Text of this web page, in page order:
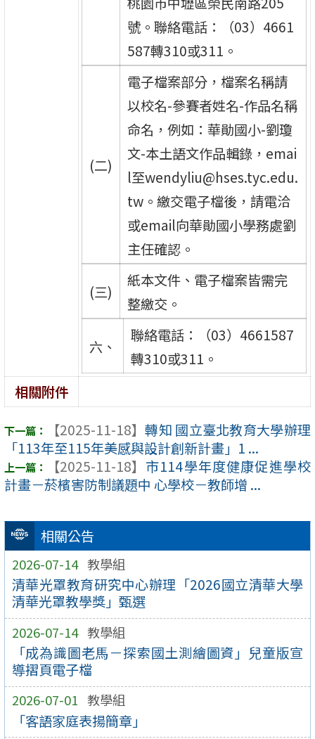
相關公告
2026-07-14 教學組
清華光罩教育研究中心辦理「2026國立清華大學
清華光罩教學獎」甄選
2026-07-14 教學組
「成為識圖老馬－探索國土測繪圖資」兒童版宣
導摺頁電子檔
2026-07-01 教學組
「客語家庭表揚簡章」
號。聯絡電話：（03）4661
587轉310或311。
(二)
電子檔案部分，檔案名稱請
以校名-參賽者姓名-作品名稱
命名，例如：華勛國小-劉瓊
文-本土語文作品輯錄，emai
l至wendyliu@hses.tyc.edu.
tw。繳交電子檔後，請電洽
或email向華勛國小學務處劉
主任確認。
(三)
紙本文件、電子檔案皆需完
整繳交。
六、
聯絡電話：（03）4661587
轉310或311。
相關附件
【2025-11-18】 轉知 國立臺北教育大學辦理
「113年至115年美感與設計創新計畫」1 ...
【2025-11-18】 市114學年度健康促進學校
計畫－菸檳害防制議題中 心學校－教師增 ...